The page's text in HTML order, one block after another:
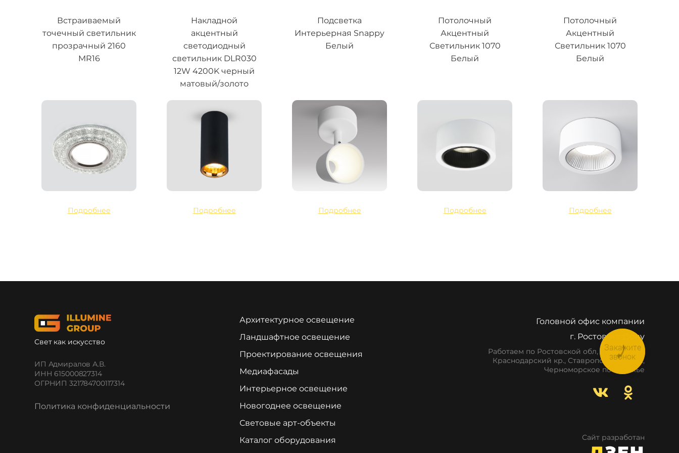
Встраиваемый
точечный светильник
прозрачный 2160
MR16
Подробнее
Накладной
акцентный
светодиодный
светильник DLR030
12W 4200K черный
матовый/золото
Подробнее
Подсветка
Интерьерная Snappy
Белый
Подробнее
Потолочный
Акцентный
Светильник 1070
Белый
Подробнее
Потолочный
Акцентный
Светильник 1070
Белый
Подробнее
Свет как искусство
ИП Адмиралов А.В.
ИНН 615000827314
ОГРНИП 321784700117314
Политика конфиденциальности
Архитектурное освещение
Ландшафтное освещение
Проектирование освещения
Медиафасады
Интерьерное освещение
Новогоднее освещение
Световые арт-объекты
Каталог оборудования
Головной офис компании
г. Ростов-на-Дону
Работаем по Ростовской обл, респ. Крым,
Краснодарский кр., Ставропольский кр.,
Черноморское побережье
Сайт разработан
Закажите
звонок